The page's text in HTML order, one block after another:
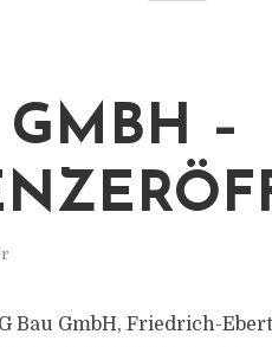
–
Bau GmbH, Friedrich-